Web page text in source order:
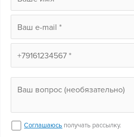
Соглашаюсь получать рассылку.